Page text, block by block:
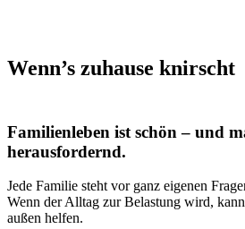
Wenn’s zuhause knirscht
Familienleben ist schön – und
herausfordernd.
Jede Familie steht vor ganz eigenen
Wenn der Alltag zur Belastung wird,
außen helfen.